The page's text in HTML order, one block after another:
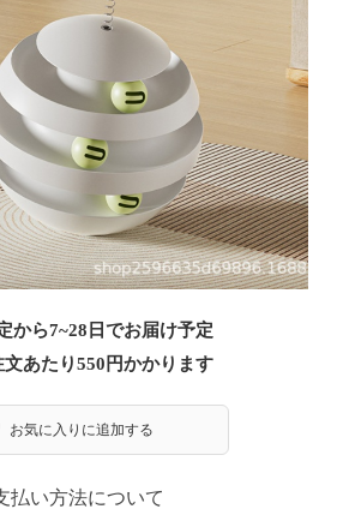
から7~28日でお届け予定
あたり550 円かかります
お気に入りに追加する
払い方法について